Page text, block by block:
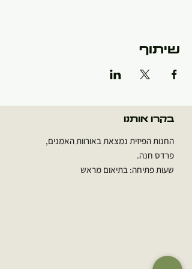
שיתוף
בקרו אותנו
החנות הפיזית נמצאת באורוות האמנים,
פרדס חנה.
שעות פתיחה: בתיאום מראש